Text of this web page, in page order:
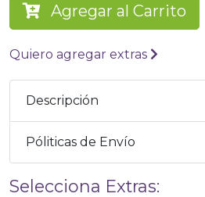
Agregar al Carrito
Quiero agregar extras
Descripción
Póliticas de Envío
Selecciona Extras: